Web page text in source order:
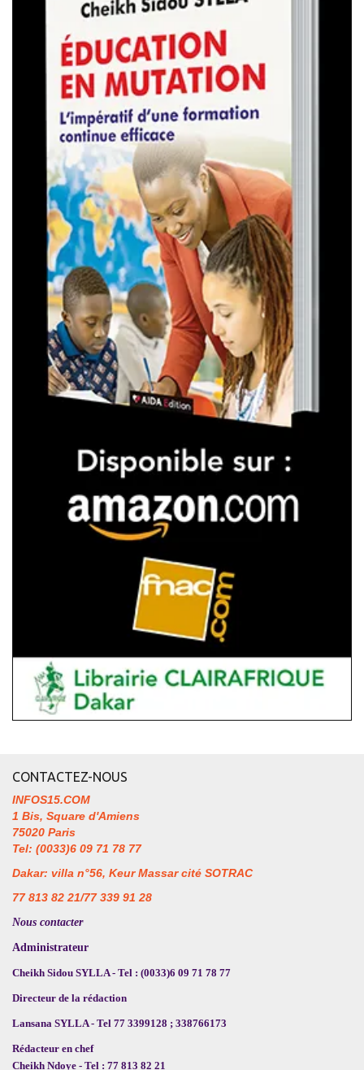
CONTACTEZ-NOUS
INFOS15.COM
1 Bis, Square d'Amiens
75020 Paris
Tel: (0033)6 09 71 78 77
Dakar: villa n°56, Keur Massar cité SOTRAC
77 813 82 21/77 339 91 28
Nous contacter
Administrateur
Cheikh Sidou SYLLA - Tel : (0033)6 09 71 78 77
Directeur de la rédaction
Lansana SYLLA - Tel 77 3399128 ; 338766173
Rédacteur en chef
Cheikh Ndoye - Tel : 77 813 82 21